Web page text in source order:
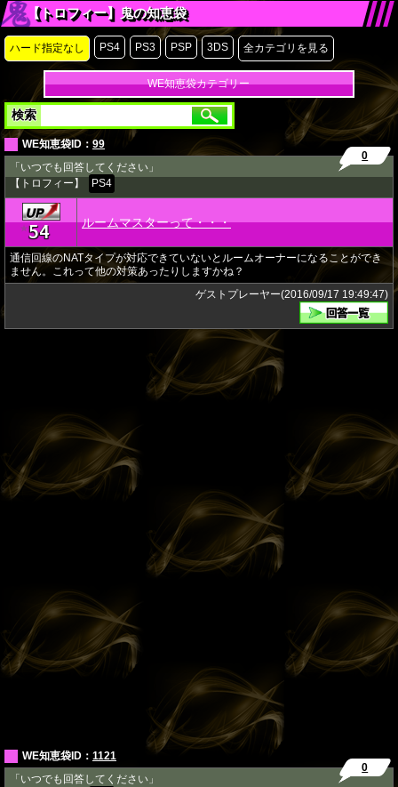
【トロフィー】鬼の知恵袋
ハード指定なし PS4 PS3 PSP 3DS 全カテゴリを見る
WE知恵袋カテゴリー
検索
WE知恵袋ID： 99
「いつでも回答してください」
【トロフィー】
PS4
0
★54 ルームマスターって・・・
通信回線のNATタイプが対応できていないとルームオーナーになることができ
ません。これって他の対策あったりしますかね？
ゲストプレーヤー(2016/09/17 19:49:47)
WE知恵袋ID： 1121
「いつでも回答してください」
0